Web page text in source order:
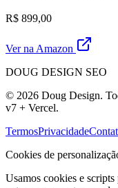
R$ 899,00
Ver na Amazon
DOUG DESIGN SEO
© 2026 Doug Design.
v7 + Vercel.
TermosPrivacidade
Cookies de
Usamos cookies e